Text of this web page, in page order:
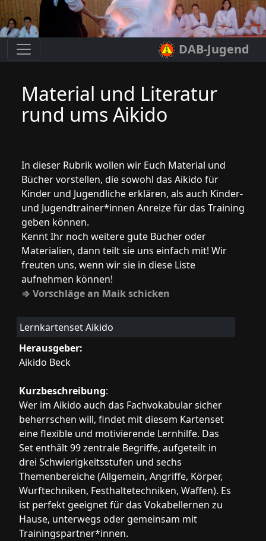
DAB-Jugend
Material und Literatur
rund ums Aikido
In dieser Rubrik wollen wir Euch Material und
Bücher vorstellen, die sowohl das Aikido für
Kinder und Jugendliche erklären, als auch Kinder-
und Jugendtrainer*innen Anreize für das Training
geben können.
Kennt Ihr noch weitere gute Bücher oder
Materialien, dann teilt sie uns einfach mit! Wir
freuten uns, wenn wir sie in diese Liste
aufnehmen können!
⇒ Vorschläge an Maik schicken
Lernkartenset Aikido
Herausgeber:
Aikido Beck
Kurzbeschreibung:
Wer im Aikido auch das Fachvokabular sicher
beherrschen will, findet mit diesem Kartenset
eine flexible und motivierende Lernhilfe. Das
Set enthält 99 zentrale Begriffe, aufgeteilt in
drei Schwierigkeitsstufen und sechs
Themenbereiche (Allgemein, Angriffe, Körper,
Wurftechniken, Festhaltetechniken, Waffen). Es
ist perfekt geeignet für das Vokabellernen zu
Hause, unterwegs oder gemeinsam mit
Trainingspartner*innen.